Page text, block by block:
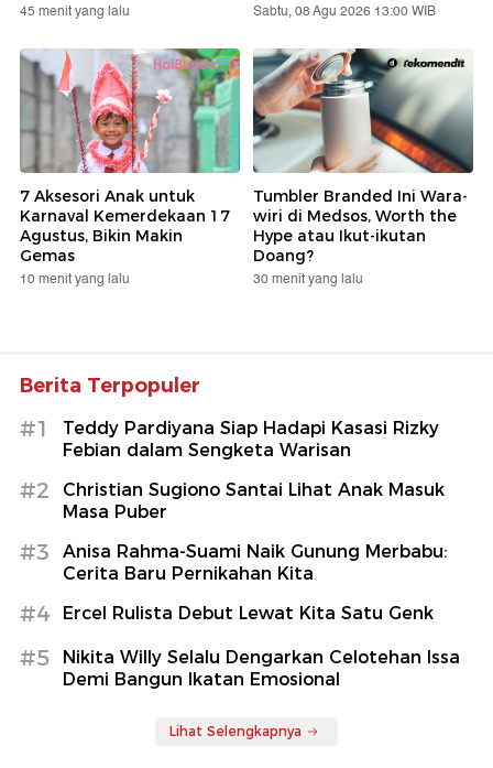
45 menit yang lalu Sabtu, 08 Agu 2026 13:00 WIB
7 Aksesori Anak untuk
Karnaval Kemerdekaan 17
Agustus, Bikin Makin
Gemas
10 menit yang lalu
Tumbler Branded Ini Wara-
wiri di Medsos, Worth the
Hype atau Ikut-ikutan
Doang?
30 menit yang lalu
Berita Terpopuler
#1
Teddy Pardiyana Siap Hadapi Kasasi Rizky
Febian dalam Sengketa Warisan
#2
Christian Sugiono Santai Lihat Anak Masuk
Masa Puber
#3
Anisa Rahma-Suami Naik Gunung Merbabu:
Cerita Baru Pernikahan Kita
#4 Ercel Rulista Debut Lewat Kita Satu Genk
#5
Nikita Willy Selalu Dengarkan Celotehan Issa
Demi Bangun Ikatan Emosional
Lihat Selengkapnya